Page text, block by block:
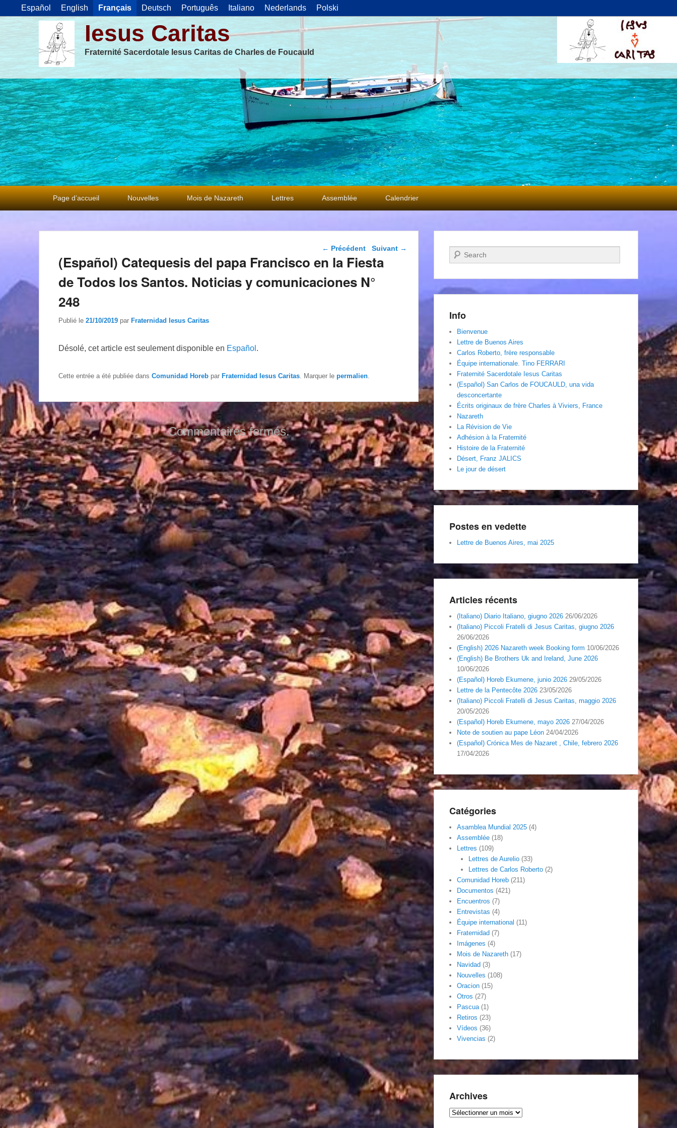
Español English Français Deutsch Português Italiano Nederlands Polski
Iesus Caritas
Fraternité Sacerdotale Iesus Caritas de Charles de Foucauld
Premier
menu
Page d’accueil Nouvelles Mois de Nazareth Lettres Assemblée Calendrier
Navigation dans les
← Précédent Suivant →
(Español) Catequesis del papa Francisco en la Fiesta
de Todos los Santos. Noticias y comunicaciones N°
248
Publié le 21/10/2019 par Fraternidad Iesus Caritas
Désolé, cet article est seulement disponible en Español .
Cette entrée a été publiée dans Comunidad Horeb par Fraternidad Iesus Caritas . Marquer le permalien
Commentaires fermés.
Recherche
Info
Bienvenue
Lettre de Buenos Aires
Carlos Roberto, frère responsable
Équipe internationale. Tino FERRARI
Fraternité Sacerdotale Iesus Caritas
(Español) San Carlos de FOUCAULD, una vida
desconcertante
Écrits originaux de frère Charles à Viviers, France
Nazareth
La Révision de Vie
Adhésion à la Fraternité
Histoire de la Fraternité
Désert, Franz JALICS
Le jour de désert
Postes en vedette
Lettre de Buenos Aires, mai 2025
Articles récents
(Italiano) Diario Italiano, giugno 2026 26/06/2026
(Italiano) Piccoli Fratelli di Jesus Caritas, giugno 2026
26/06/2026
(English) 2026 Nazareth week Booking form 10/06/2026
(English) Be Brothers Uk and Ireland, June 2026
10/06/2026
(Español) Horeb Ekumene, junio 2026 29/05/2026
Lettre de la Pentecôte 2026 23/05/2026
(Italiano) Piccoli Fratelli di Jesus Caritas, maggio 2026
20/05/2026
(Español) Horeb Ekumene, mayo 2026 27/04/2026
Note de soutien au pape Léon 24/04/2026
(Español) Crónica Mes de Nazaret , Chile, febrero 2026
17/04/2026
Catégories
Asamblea Mundial 2025 (4)
Assemblée (18)
Lettres (109)
Lettres de Aurelio(33)
Lettres de Carlos Roberto(2)
Comunidad Horeb (211)
Documentos (421)
Encuentros (7)
Entrevistas (4)
Équipe international (11)
Fraternidad (7)
Imágenes (4)
Mois de Nazareth (17)
Navidad (3)
Nouvelles (108)
Oracion (15)
Otros (27)
Pascua(1)
Retiros (23)
Vídeos (36)
Vivencias (2)
Archives
Archives